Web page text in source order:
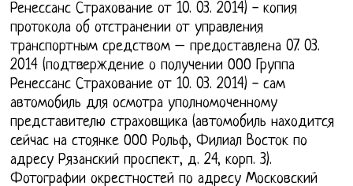
Ренессанс Страхование от 10. 03. 2014) - копия
протокола об отстранении от управления
транспортным средством – предоставлена 07. 03.
2014 (подтверждение о получении ООО Группа
Ренессанс Страхование от 10. 03. 2014) - сам
автомобиль для осмотра уполномоченному
представителю страховщика (автомобиль находится
сейчас на стоянке ООО Рольф, Филиал Восток по
адресу Рязанский проспект, д. 24, корп. 3).
Фотографии окрестностей по адресу Московский